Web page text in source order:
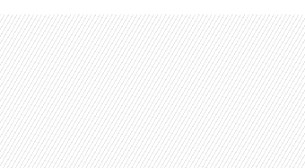
Skip to main content